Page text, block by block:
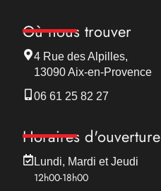
Où nous trouver
4 Rue des Alpilles,
13090 Aix-en-Provence
06 61 25 82 27
Horaires d'ouverture
Lundi, Mardi et Jeudi
12h00-18h00